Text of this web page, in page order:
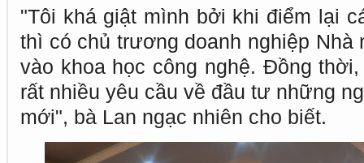
"Tôi khá giật mình bởi khi điểm lại
thì có chủ trương doanh nghiệp
vào khoa học công nghệ. Đồng
rất nhiều yêu cầu về đầu tư những
mới", bà Lan ngạc nhiên cho biết.